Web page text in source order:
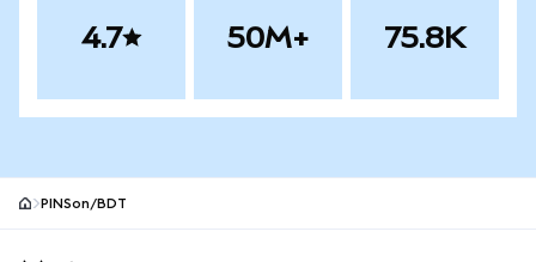
4.7 50M+ 75.8K
PINSon/BDT